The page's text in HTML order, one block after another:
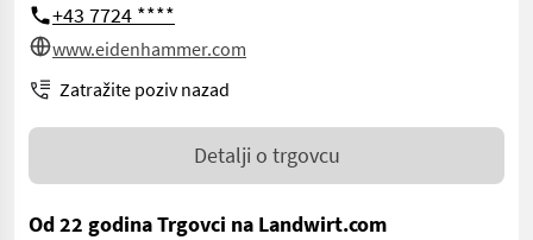
+43 7724 ****
www.eidenhammer.com
Zatražite poziv nazad
Detalji o trgovcu
Od 22 godina Trgovci na Landwirt.com